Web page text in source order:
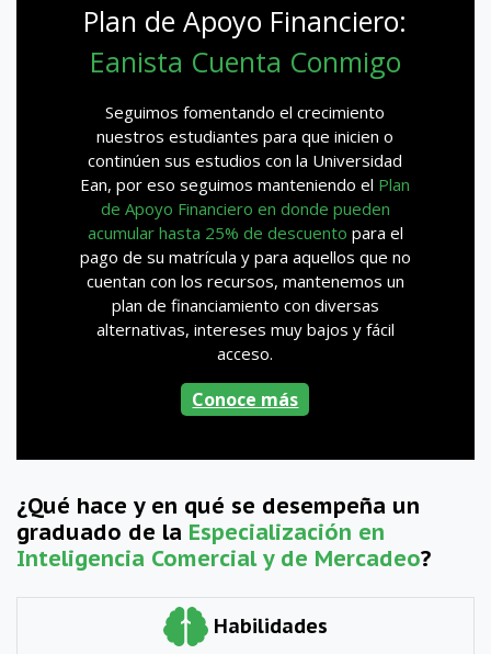
Plan de Apoyo Financiero:
Eanista Cuenta Conmigo
Seguimos fomentando el crecimiento
nuestros estudiantes para que inicien o
continúen sus estudios con la Universidad
Ean, por eso seguimos manteniendo el Plan
de Apoyo Financiero en donde pueden
acumular hasta 25% de descuento para el
pago de su matrícula y para aquellos que no
cuentan con los recursos, mantenemos un
plan de financiamiento con diversas
alternativas, intereses muy bajos y fácil
acceso.
Conoce más
¿Qué hace y en qué se desempeña un
graduado de la Especialización en
Inteligencia Comercial y de Mercadeo?
Habilidades